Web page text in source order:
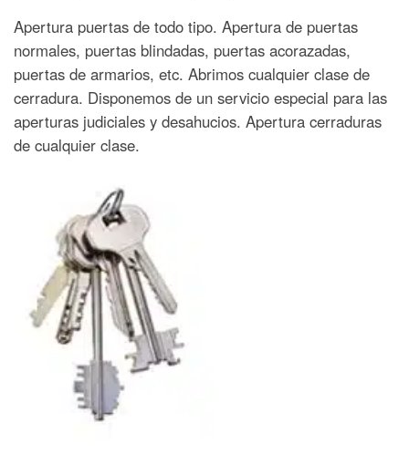
Apertura puertas de todo tipo. Apertura de puertas
normales, puertas blindadas, puertas acorazadas,
puertas de armarios, etc. Abrimos cualquier clase de
cerradura. Disponemos de un servicio especial para las
aperturas judiciales y desahucios. Apertura cerraduras
de cualquier clase.